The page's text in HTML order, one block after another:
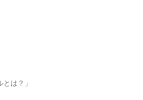
は？」